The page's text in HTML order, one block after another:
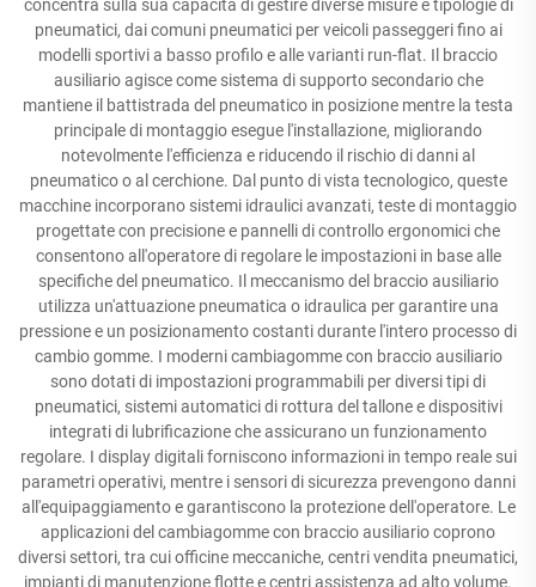
concentra sulla sua capacità di gestire diverse misure e tipologie di
pneumatici, dai comuni pneumatici per veicoli passeggeri fino ai
modelli sportivi a basso profilo e alle varianti run-flat. Il braccio
ausiliario agisce come sistema di supporto secondario che
mantiene il battistrada del pneumatico in posizione mentre la testa
principale di montaggio esegue l'installazione, migliorando
notevolmente l'efficienza e riducendo il rischio di danni al
pneumatico o al cerchione. Dal punto di vista tecnologico, queste
macchine incorporano sistemi idraulici avanzati, teste di montaggio
progettate con precisione e pannelli di controllo ergonomici che
consentono all'operatore di regolare le impostazioni in base alle
specifiche del pneumatico. Il meccanismo del braccio ausiliario
utilizza un'attuazione pneumatica o idraulica per garantire una
pressione e un posizionamento costanti durante l'intero processo di
cambio gomme. I moderni cambiagomme con braccio ausiliario
sono dotati di impostazioni programmabili per diversi tipi di
pneumatici, sistemi automatici di rottura del tallone e dispositivi
integrati di lubrificazione che assicurano un funzionamento
regolare. I display digitali forniscono informazioni in tempo reale sui
parametri operativi, mentre i sensori di sicurezza prevengono danni
all'equipaggiamento e garantiscono la protezione dell'operatore. Le
applicazioni del cambiagomme con braccio ausiliario coprono
diversi settori, tra cui officine meccaniche, centri vendita pneumatici,
impianti di manutenzione flotte e centri assistenza ad alto volume.